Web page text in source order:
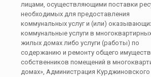
лицами, осуществляющими поставки
необходимых для предоставления
коммунальных услуг и (или)
коммунальные услуги в
жилых домах либо услуги (работы) по
содержанию и ремонту общего
собственников помещений в
домах», Администрация Курджиновского